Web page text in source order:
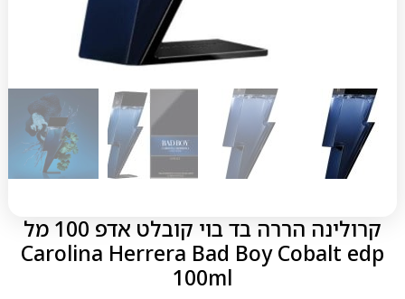
קרולינה הררה בד בוי קובלט אדפ 100 מל
Carolina Herrera Bad Boy Cobalt edp
100ml